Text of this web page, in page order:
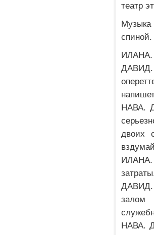
театр
Музыка
спиной.
ИЛАНА.
НАВА.
двоих
ИЛАНА.
ДАВИД.
залом
НАВА.